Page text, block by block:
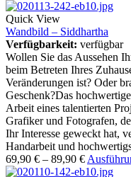
Quick View
Wandbild – Siddhartha
Verfügbarkeit: verfügbar
Wollen Sie das Aussehen
beim Betreten Ihres
Veränderungen ist? Oder
Geschenk?Das
Arbeit eines talentierten
Grafiker und Fotografen,
Ihr Interesse geweckt hat,
Handarbeit und
69,90 € – 89,90 €